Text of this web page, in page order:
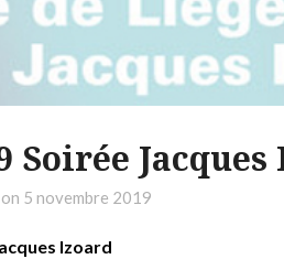
Soirée
5 novembre 2019
Izoard